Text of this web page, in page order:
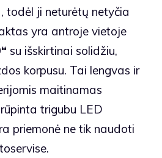
todėl ji neturėtų netyčia
yra antroje vietoje
su išskirtinai solidžiu,
korpusu. Tai lengvas ir
maitinamas
trigubu LED
priemonė ne tik naudoti